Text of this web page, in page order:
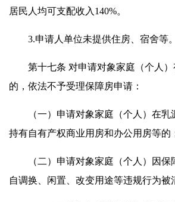
居民人均可支配收入140%。
3.申请人单位未提供住房、宿舍等。
第十七条 对申请对象家庭（个人）
的，依法不予受理保障房申请：
（一）申请对象家庭（个人）在乳
持有自有产权商业用房和办公用房等的
（二）申请对象家庭（个人）因保
自调换、闲置、改变用途等违规行为被